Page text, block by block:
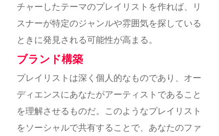
チャーしたテーマのプレイリストを作れば、リ
スナーが特定のジャンルや雰囲気を探している
ときに発見される可能性が高まる。
ブランド構築
プレイリストは深く個人的なものであり、オー
ディエンスにあなたがアーティストであること
を理解させるものだ。このようなプレイリスト
をソーシャルで共有することで、あなたのファ